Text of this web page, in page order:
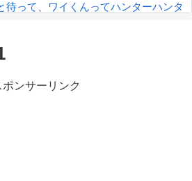
待って、ワイくんってハンターハン
いところってｗｗｗｗｗ
漫譚- 京都動乱 第33話の感想
ポンサーリンク